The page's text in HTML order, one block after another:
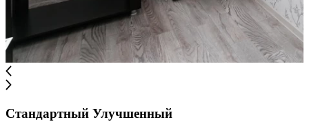
Стандартный Улучшенный